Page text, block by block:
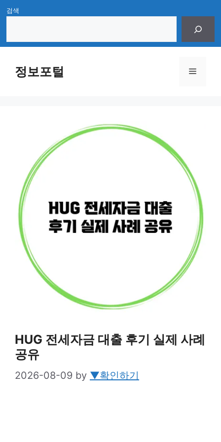
Skip
content
검색
정보포털 Menu
HUG 전세자금 대출 후기 실제 사례
공유
2026-08-09 by ▼확인하기